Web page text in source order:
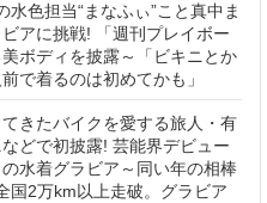
水色担当“まなふぃ”こと真中ま
アに挑戦! 「週刊プレイボー
ボディを披露～「ビキニとか
で着るのは初めてかも」
きたバイクを愛する旅人・有
どで初披露! 芸能界デビュー
水着グラビア～同い年の相棒
国2万km以上走破。グラビア